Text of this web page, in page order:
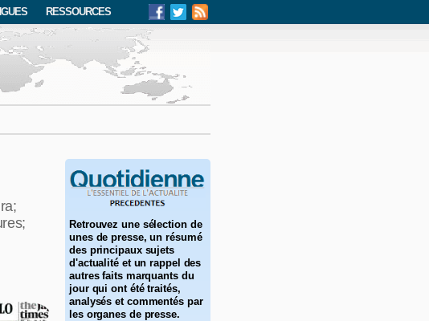
RESSOURCES
Retrouvez une sélection de
unes de presse, un résumé
des principaux sujets
d'actualité et un rappel des
autres faits marquants du
jour qui ont été traités,
analysés et commentés par
les organes de presse.